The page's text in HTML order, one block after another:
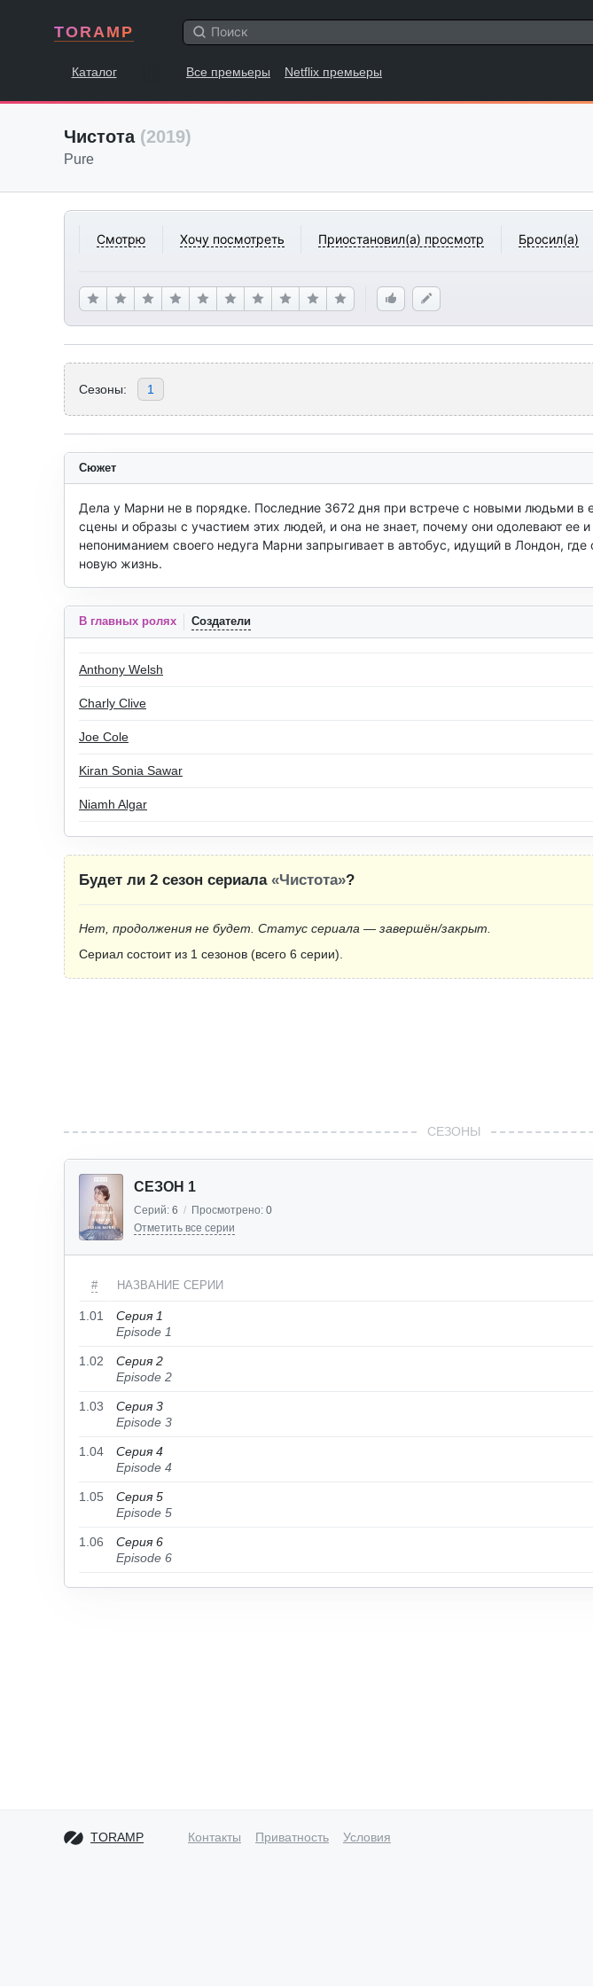
TORAMP
Каталог Все премьеры Netflix премьеры
Чистота (2019)
Pure
Смотрю Хочу посмотреть Приостановил(а) просмотр Бросил(а)
Сезоны: 1
Сюжет
Дела у Марни не в порядке. Последние 3672 дня при встрече с новыми людьми в
сцены и образы с участием этих людей, и она не знает, почему они одолевают ее
непониманием своего недуга Марни запрыгивает в автобус, идущий в Лондон, где
новую жизнь.
В главных ролях Создатели
Anthony Welsh
Charly Clive
Joe Cole
Kiran Sonia Sawar
Niamh Algar
Будет ли 2 сезон сериала «Чистота»?
Нет, продолжения не будет. Статус сериала — завершён/закрыт.
Сериал состоит из 1 сезонов (всего 6 серии).
СЕЗОНЫ
СЕЗОН 1
Серий: 6 / Просмотрено: 0
Отметить все серии
# НАЗВАНИЕ СЕРИИ
1.01
Серия 1
Episode 1
1.02
Серия 2
Episode 2
1.03
Серия 3
Episode 3
1.04
Серия 4
Episode 4
1.05
Серия 5
Episode 5
1.06
Серия 6
Episode 6
TORAMP Контакты Приватность Условия